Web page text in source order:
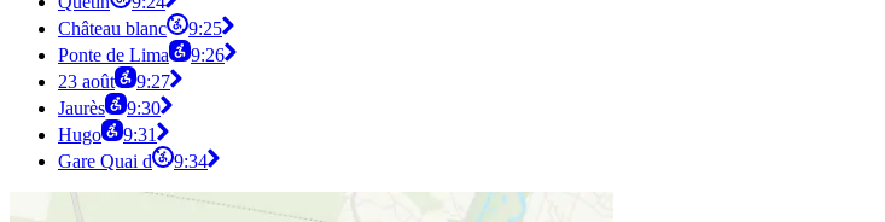
Château blanc
9:25
Ponte de Lima
9:26
23 août
9:27
Jaurès
9:30
Hugo
9:31
Gare Quai d
9:34